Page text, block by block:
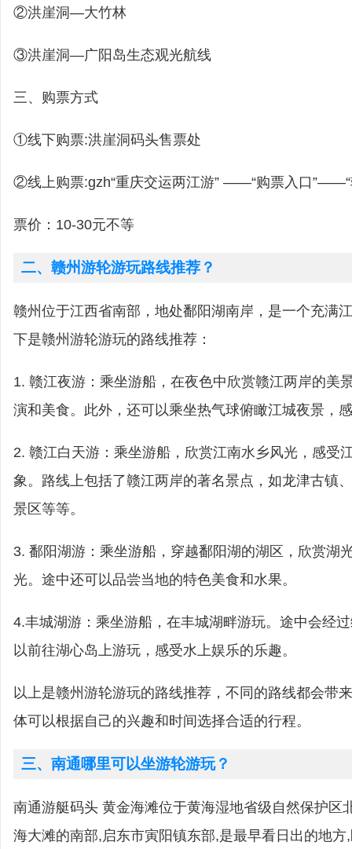
②洪崖洞—大竹林
③洪崖洞—广阳岛生态观光航线
三、购票方式
①线下购票:洪崖洞码头售票处
②线上购票:gzh“重庆交运两江游” ——“购票入口”——“
票价：10-30元不等
二、赣州游轮游玩路线推荐？
赣州位于江西省南部，地处鄱阳湖南岸，是一个充满
下是赣州游轮游玩的路线推荐：
1. 赣江夜游：乘坐游船，在夜色中欣赏赣江两岸的美
演和美食。此外，还可以乘坐热气球俯瞰江城夜景，
2. 赣江白天游：乘坐游船，欣赏江南水乡风光，感受
象。路线上包括了赣江两岸的著名景点，如龙津古镇
景区等等。
3. 鄱阳湖游：乘坐游船，穿越鄱阳湖的湖区，欣赏湖
光。途中还可以品尝当地的特色美食和水果。
4.丰城湖游：乘坐游船，在丰城湖畔游玩。途中会经
以前往湖心岛上游玩，感受水上娱乐的乐趣。
以上是赣州游轮游玩的路线推荐，不同的路线都会带
体可以根据自己的兴趣和时间选择合适的行程。
三、南通哪里可以坐游轮游玩？
南通游艇码头 黄金海滩位于黄海湿地省级自然保护区
海大滩的南部,启东市寅阳镇东部,是最早看日出的地